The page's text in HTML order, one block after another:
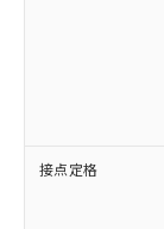
接点定格※1 対
対